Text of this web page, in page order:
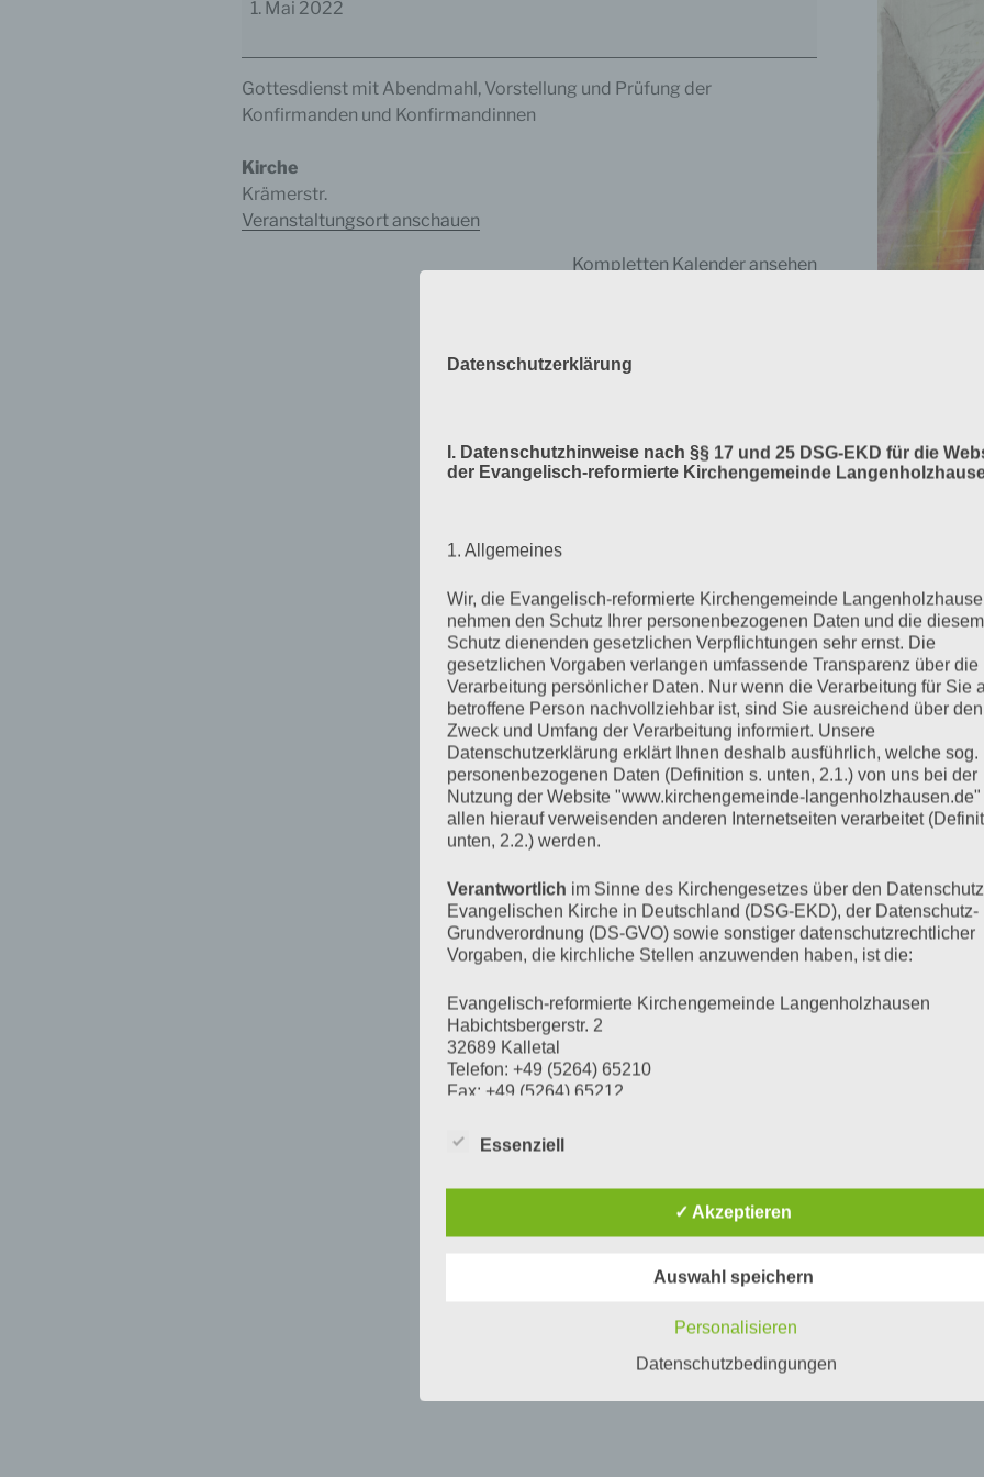
1. Mai 2022
Gottesdienst mit Abendmahl, Vorstellung und Prüfung der
Konfirmanden und Konfirmandinnen
Kirche
Krämerstr.
Veranstaltungsort anschauen
Kompletten Kalender ansehen
Bahlinger,
MoMontag
Di
29 29.
2025
●●
(2
30
●
(1
5 5.
2026
(2
66.
(1
1212.
Januar
2026
●●
(2
1313.
●
(1
1919.
Januar
●●
20
●
2026
(2
(1
Datenschutzerklärung
I. Datenschutzhinweise nach §§ 17 und 25 DSG-EKD für die
der Evangelisch-reformierte Kirchengemeinde
1. Allgemeines
Wir, die Evangelisch-reformierte Kirchengemeinde
nehmen den Schutz Ihrer personenbezogenen Daten und die diesem
Schutz dienenden gesetzlichen Verpflichtungen sehr ernst. Die
gesetzlichen Vorgaben verlangen umfassende Transparenz über die
Verarbeitung persönlicher Daten. Nur wenn die Verarbeitung für Sie
betroffene Person nachvollziehbar ist, sind Sie ausreichend über
Zweck und Umfang der Verarbeitung informiert. Unsere
Datenschutzerklärung erklärt Ihnen deshalb ausführlich, welche sog.
personenbezogenen Daten (Definition s. unten, 2.1.) von uns bei der
Nutzung der Website "www.kirchengemeinde-langenholzhausen.de"
allen hierauf verweisenden anderen Internetseiten verarbeitet
unten, 2.2.) werden.
Verantwortlich im Sinne des Kirchengesetzes über den
Evangelischen Kirche in Deutschland (DSG-EKD), der Datenschutz-
Grundverordnung (DS-GVO) sowie sonstiger datenschutzrechtlicher
Vorgaben, die kirchliche Stellen anzuwenden haben, ist die:
Evangelisch-reformierte Kirchengemeinde Langenholzhausen
Habichtsbergerstr. 2
32689 Kalletal
Telefon: +49 (5264) 65210
Fax: +49 (5264) 65212
Vorsitzender des Kirchenvorstandes: Dietmar Lücking
Landeskirche können Sie sich an die örtlich Beauftragte für den
Essenziell
✓ Akzeptieren
Auswahl speichern
Personalisieren
Datenschutzbedingungen